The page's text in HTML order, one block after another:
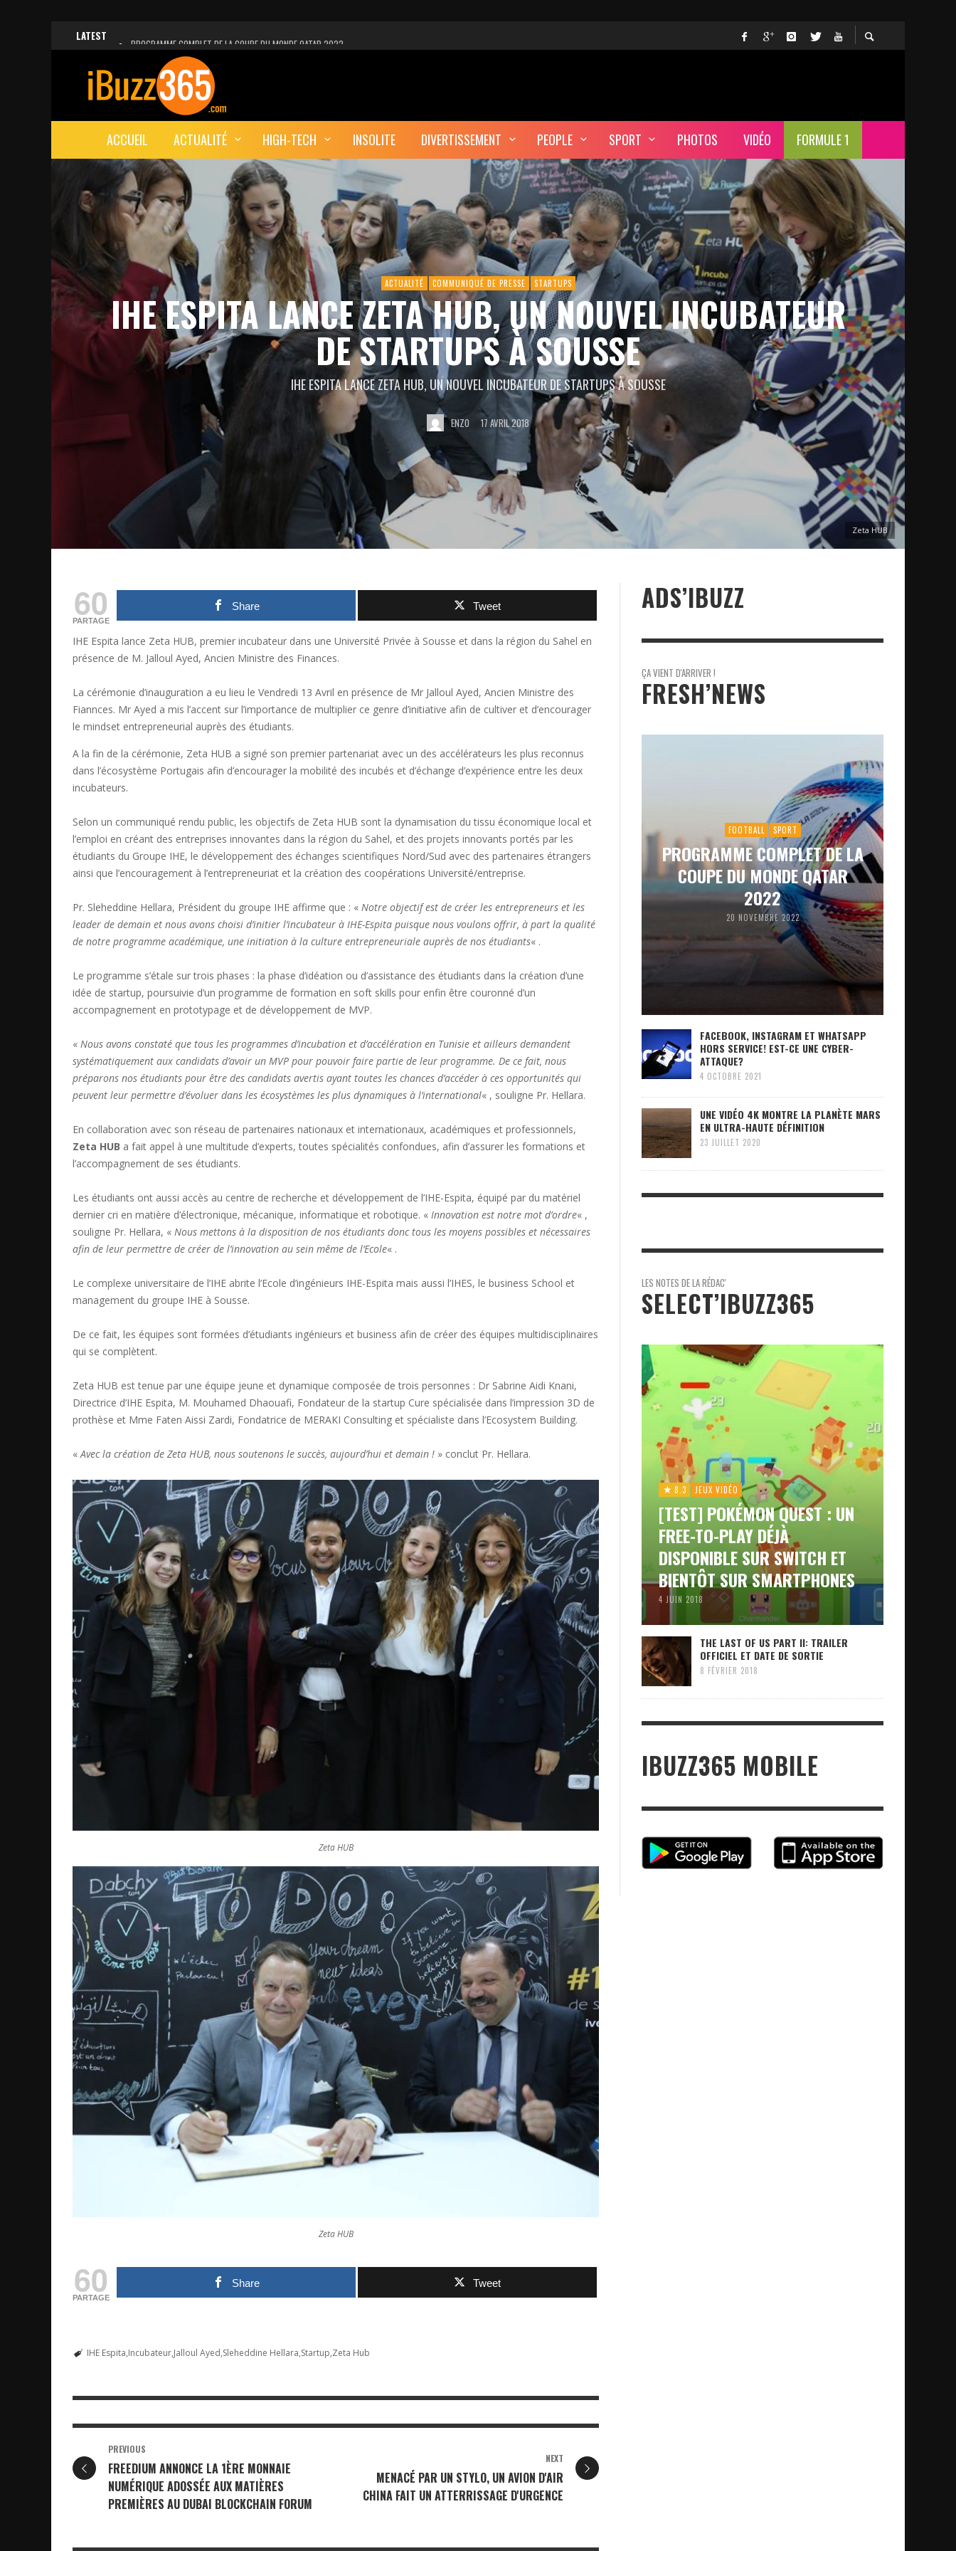
LATEST
PROGRAMME COMPLET DE LA COUPE DU MONDE QATAR 2022
FACEBOOK, INSTAGRAM ET WHATSAPP HORS SERVICE! EST-CE UNE CYBER-ATTAQUE?
UNE VIDÉO 4K MONTRE LA PLANÈTE MARS EN ULTRA-HAUTE DÉFINITION
LANCEMENT DU PREMIER VOL HABITÉ DE SPACEX
DÉCÈS DE L’EX-PRÉSIDENT ZINE EL ABIDINE BEN ALI, SERA-T-IL ENTERRÉ EN TUNISIE?
ACCUEIL ACTUALITÉ HIGH-TECH INSOLITE DIVERTISSEMENT PEOPLE SPORT PHOTOS VIDÉO FORMULE 1
ACTUALITÉ COMMUNIQUÉ DE PRESSE STARTUPS
IHE ESPITA LANCE ZETA HUB, UN NOUVEL INCUBATEUR
DE STARTUPS À SOUSSE
IHE ESPITA LANCE ZETA HUB, UN NOUVEL INCUBATEUR DE STARTUPS À SOUSSE
ENZO 17 AVRIL 2018
Zeta HUB
60
PARTAGE
Share Tweet
IHE Espita lance Zeta HUB, premier incubateur dans une Université Privée à Sousse et dans la région du Sahel en
présence de M. Jalloul Ayed, Ancien Ministre des Finances.
La cérémonie d’inauguration a eu lieu le Vendredi 13 Avril en présence de Mr Jalloul Ayed, Ancien Ministre des
Fiannces. Mr Ayed a mis l’accent sur l’importance de multiplier ce genre d’initiative afin de cultiver et d’encourager
le mindset entrepreneurial auprès des étudiants.
A la fin de la cérémonie, Zeta HUB a signé son premier partenariat avec un des accélérateurs les plus reconnus
dans l’écosystème Portugais afin d’encourager la mobilité des incubés et d’échange d’expérience entre les deux
incubateurs.
Selon un communiqué rendu public, les objectifs de Zeta HUB sont la dynamisation du tissu économique local et
l’emploi en créant des entreprises innovantes dans la région du Sahel, et des projets innovants portés par les
étudiants du Groupe IHE, le développement des échanges scientifiques Nord/Sud avec des partenaires étrangers
ainsi que l’encouragement à l’entrepreneuriat et la création des coopérations Université/entreprise.
Pr. Sleheddine Hellara, Président du groupe IHE affirme que : « Notre objectif est de créer les entrepreneurs et les
leader de demain et nous avons choisi d’initier l’incubateur à IHE-Espita puisque nous voulons offrir, à part la qualité
de notre programme académique, une initiation à la culture entrepreneuriale auprès de nos étudiants« .
Le programme s’étale sur trois phases : la phase d’idéation ou d’assistance des étudiants dans la création d’une
idée de startup, poursuivie d’un programme de formation en soft skills pour enfin être couronné d’un
accompagnement en prototypage et de développement de MVP.
« Nous avons constaté que tous les programmes d’incubation et d’accélération en Tunisie et ailleurs demandent
systématiquement aux candidats d’avoir un MVP pour pouvoir faire partie de leur programme. De ce fait, nous
préparons nos étudiants pour être des candidats avertis ayant toutes les chances d’accéder à ces opportunités qui
peuvent leur permettre d’évoluer dans les écosystèmes les plus dynamiques à l’international« , souligne Pr. Hellara.
En collaboration avec son réseau de partenaires nationaux et internationaux, académiques et professionnels,
Zeta HUB a fait appel à une multitude d’experts, toutes spécialités confondues, afin d’assurer les formations et
l’accompagnement de ses étudiants.
Les étudiants ont aussi accès au centre de recherche et développement de l’IHE-Espita, équipé par du matériel
dernier cri en matière d’électronique, mécanique, informatique et robotique. « Innovation est notre mot d’ordre« ,
souligne Pr. Hellara, « Nous mettons à la disposition de nos étudiants donc tous les moyens possibles et nécessaires
afin de leur permettre de créer de l’innovation au sein même de l’Ecole« .
Le complexe universitaire de l’IHE abrite l’Ecole d’ingénieurs IHE-Espita mais aussi l’IHES, le business School et
management du groupe IHE à Sousse.
De ce fait, les équipes sont formées d’étudiants ingénieurs et business afin de créer des équipes multidisciplinaires
qui se complètent.
Zeta HUB est tenue par une équipe jeune et dynamique composée de trois personnes : Dr Sabrine Aidi Knani,
Directrice d’IHE Espita, M. Mouhamed Dhaouafi, Fondateur de la startup Cure spécialisée dans l’impression 3D de
prothèse et Mme Faten Aissi Zardi, Fondatrice de MERAKI Consulting et spécialiste dans l’Ecosystem Building.
« Avec la création de Zeta HUB, nous soutenons le succès, aujourd’hui et demain ! » conclut Pr. Hellara.
Zeta HUB
Zeta HUB
60
PARTAGE
Share Tweet
IHE Espita Incubateur Jalloul Ayed Sleheddine Hellara Startup Zeta Hub
PREVIOUS
FREEDIUM ANNONCE LA 1ÈRE MONNAIE
NUMÉRIQUE ADOSSÉE AUX MATIÈRES
PREMIÈRES AU DUBAI BLOCKCHAIN FORUM
NEXT
MENACÉ PAR UN STYLO, UN AVION D'AIR
CHINA FAIT UN ATTERRISSAGE D'URGENCE
ADS’IBUZZ
ÇA VIENT D'ARRIVER !
FRESH’NEWS
FOOTBALL SPORT
PROGRAMME COMPLET DE LA
COUPE DU MONDE QATAR
2022
20 NOVEMBRE 2022
FACEBOOK, INSTAGRAM ET WHATSAPP
HORS SERVICE! EST-CE UNE CYBER-
ATTAQUE?
4 OCTOBRE 2021
UNE VIDÉO 4K MONTRE LA PLANÈTE MARS
EN ULTRA-HAUTE DÉFINITION
23 JUILLET 2020
LES NOTES DE LA RÉDAC'
SELECT’IBUZZ365
8.3 JEUX VIDÉO
[TEST] POKÉMON QUEST : UN
FREE-TO-PLAY DÉJÀ
DISPONIBLE SUR SWITCH ET
BIENTÔT SUR SMARTPHONES
4 JUIN 2018
THE LAST OF US PART II: TRAILER
OFFICIEL ET DATE DE SORTIE
8 FÉVRIER 2018
IBUZZ365 MOBILE